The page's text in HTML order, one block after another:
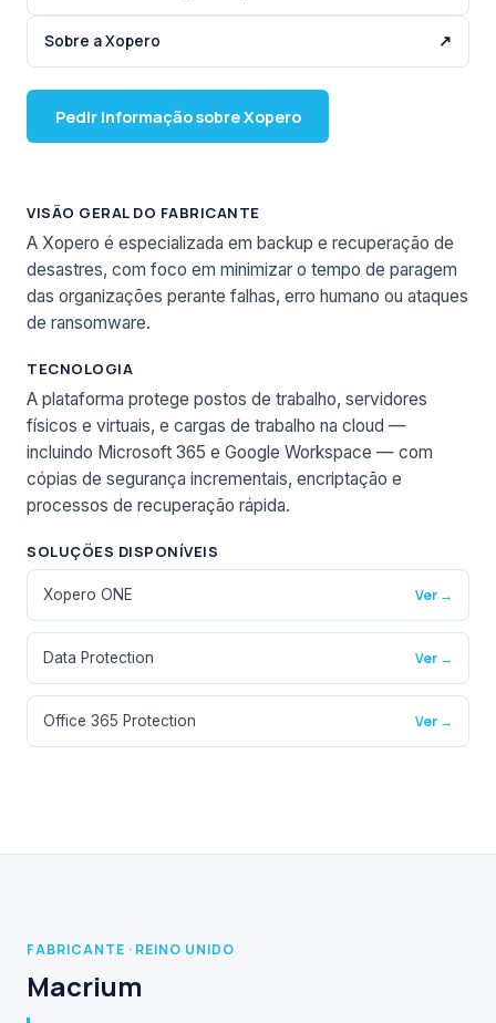
Sobre a Xopero ↗
Pedir informação sobre Xopero
VISÃO GERAL DO FABRICANTE
A Xopero é especializada em backup e recuperação de
desastres, com foco em minimizar o tempo de paragem
das organizações perante falhas, erro humano ou ataques
de ransomware.
TECNOLOGIA
A plataforma protege postos de trabalho, servidores
físicos e virtuais, e cargas de trabalho na cloud —
incluindo Microsoft 365 e Google Workspace — com
cópias de segurança incrementais, encriptação e
processos de recuperação rápida.
SOLUÇÕES DISPONÍVEIS
Xopero ONE Ver →
Data Protection Ver →
Office 365 Protection Ver →
FABRICANTE · REINO UNIDO
Macrium